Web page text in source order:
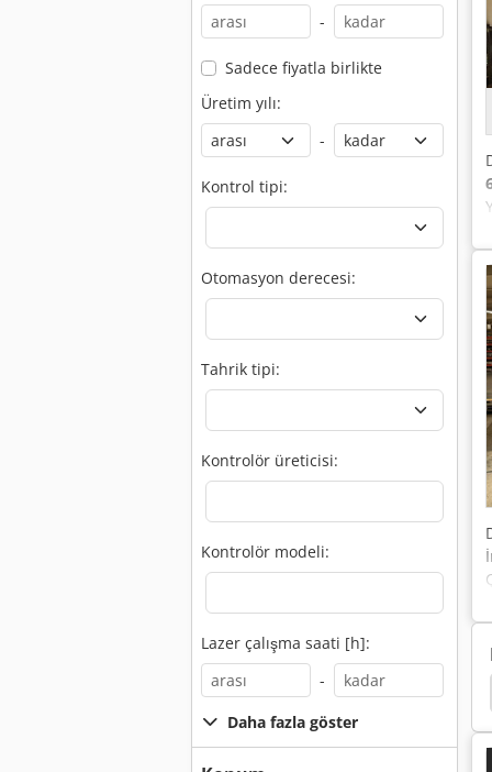
-
Sadece fiyatla birlikte
Üretim yılı:
-
Kontrol tipi:
Otomasyon derecesi:
Tahrik tipi:
Kontrolör üreticisi:
Kontrolör modeli:
Lazer çalışma saati [h]:
-
Daha fazla göster
Mazak Optiplex Nexus 3015